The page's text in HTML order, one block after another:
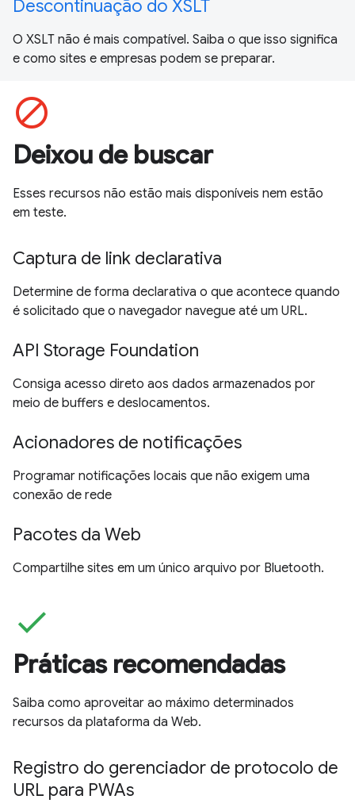
Descontinuação do XSLT
O XSLT não é mais compatível. Saiba o que isso significa
e como sites e empresas podem se preparar.
block
Deixou de buscar
Esses recursos não estão mais disponíveis nem estão
em teste.
Captura de link declarativa
Determine de forma declarativa o que acontece quando
é solicitado que o navegador navegue até um URL.
API Storage Foundation
Consiga acesso direto aos dados armazenados por
meio de buffers e deslocamentos.
Acionadores de notificações
Programar notificações locais que não exigem uma
conexão de rede
Pacotes da Web
Compartilhe sites em um único arquivo por Bluetooth.
check
Práticas recomendadas
Saiba como aproveitar ao máximo determinados
recursos da plataforma da Web.
Registro do gerenciador de protocolo de
URL para PWAs